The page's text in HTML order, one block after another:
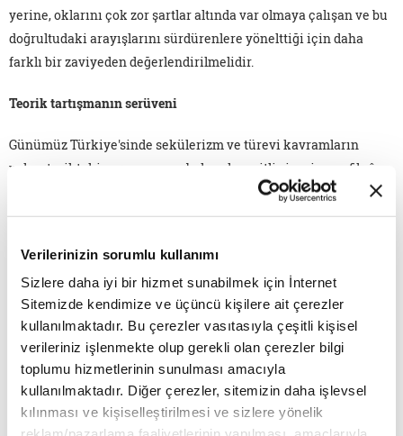
Verilerinizin sorumlu kullanımı
Sizlere daha iyi bir hizmet sunabilmek için İnternet
Sitemizde kendimize ve üçüncü kişilere ait çerezler
kullanılmaktadır. Bu çerezler vasıtasıyla çeşitli kişisel
verileriniz işlenmekte olup gerekli olan çerezler bilgi
toplumu hizmetlerinin sunulması amacıyla
kullanılmaktadır. Diğer çerezler, sitemizin daha işlevsel
kılınması ve kişiselleştirilmesi ve sizlere yönelik
yerine, oklarını çok zor şartlar altında var olmaya çalışan ve bu
doğrultudaki arayışlarını sürdürenlere yönelttiği için daha
farklı bir zaviyeden değerlendirilmelidir.
Teorik tartışmanın serüveni
Günümüz Türkiye'sinde sekülerizm ve türevi kavramların
yakın tarihteki serencamına bakmak çeşitli siyasi veya fikrî
konumlanışlarda meydana gelen dönüşümleri anlamaya katkı
sunabilir. 1960'lardan sonra dini tekrar gündeme getiren
sosyolojik metinlerin memlekete yansıması hayli geç olmuştur.
Uygarlık getirdiği varsayılan süreçlere övgü edebiyatı ve
meseleyi kavrama yetkinliği tartışılır resmî tarih destekli
çalışmaları bir kenara bırakacak olursak, 1980'lere kadar
sekülerizmi çözümlemek, açıklamak, anlamak değil, aynı
zamanda düşünmek unsurunu da taşıyan pek az metin
bulunduğunun farkına varırız. İşte bu yazının amacı,
sekülerizm tartışmalarında bugüne değin ihmal edilen birkaç